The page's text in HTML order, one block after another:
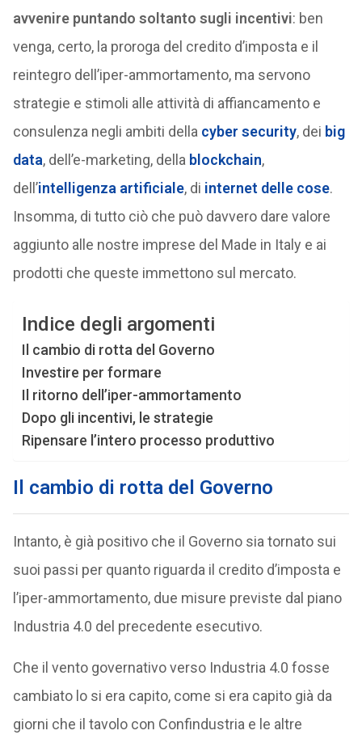
avvenire puntando soltanto sugli incentivi: ben
venga, certo, la proroga del credito d’imposta e il
reintegro dell’iper-ammortamento, ma servono
strategie e stimoli alle attività di affiancamento e
consulenza negli ambiti della cyber security, dei big
data, dell’e-marketing, della blockchain,
dell’intelligenza artificiale, di internet delle cose.
Insomma, di tutto ciò che può davvero dare valore
aggiunto alle nostre imprese del Made in Italy e ai
prodotti che queste immettono sul mercato.
Indice degli argomenti
Il cambio di rotta del Governo
Investire per formare
Il ritorno dell’iper-ammortamento
Dopo gli incentivi, le strategie
Ripensare l’intero processo produttivo
Il cambio di rotta del Governo
Intanto, è già positivo che il Governo sia tornato sui
suoi passi per quanto riguarda il credito d’imposta e
l’iper-ammortamento, due misure previste dal piano
Industria 4.0 del precedente esecutivo.
Che il vento governativo verso Industria 4.0 fosse
cambiato lo si era capito, come si era capito già da
giorni che il tavolo con Confindustria e le altre